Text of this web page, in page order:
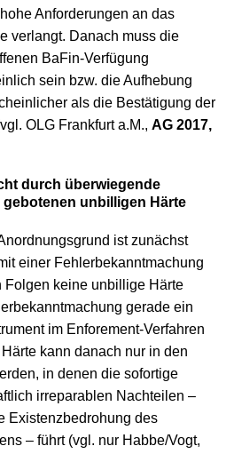
Anforderungen an das
verlangt. Danach muss die
BaFin-Verfügung
sein bzw. die Aufhebung
als die Bestätigung der
OLG Frankfurt a.M., AG 2017,
durch überwiegende
unbilligen Härte
ist zunächst
einer Fehlerbekanntmachung
Folgen keine unbillige Härte
gerade ein
im Enforement-Verfahren
kann danach nur in den
in denen die sofortige
irreparablen Nachteilen –
Existenzbedrohung des
– führt (vgl. nur Habbe/Vogt,